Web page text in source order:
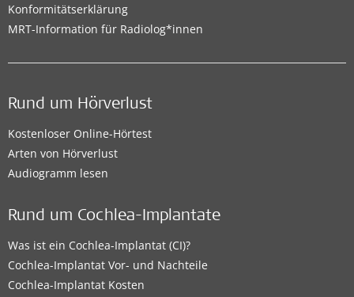
Konformitätserklärung
MRT-Information für Radiolog*innen
Rund um Hörverlust
Kostenloser Online-Hörtest
Arten von Hörverlust
Audiogramm lesen
Rund um Cochlea-Implantate
Was ist ein Cochlea-Implantat (CI)?
Cochlea-Implantat Vor- und Nachteile
Cochlea-Implantat Kosten